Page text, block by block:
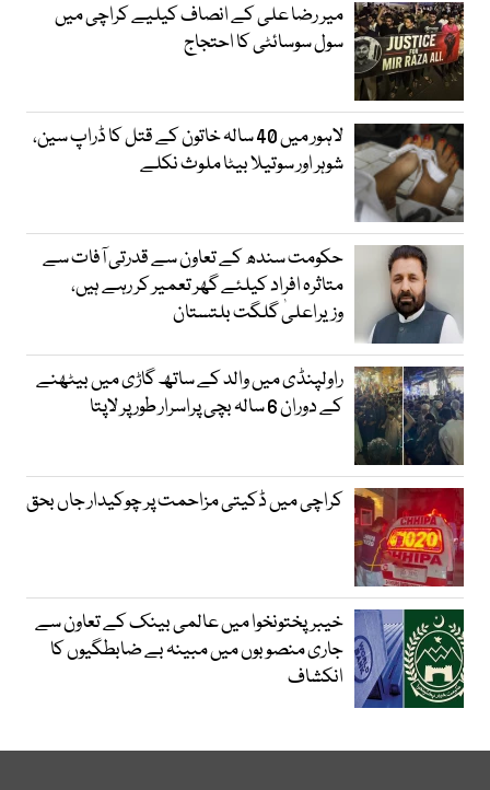
میر رضا علی کے انصاف کیلیے کراچی میں
سول سوسائٹی کا احتجاج
لاہور میں 40 سالہ خاتون کے قتل کا ڈراپ سین،
شوہر اور سوتیلا بیٹا ملوث نکلے
حکومت سندھ کے تعاون سے قدرتی آفات سے
متاثرہ افراد کیلئے گھر تعمیر کر رہے ہیں،
وزیراعلیٰ گلگت بلتستان
راولپنڈی میں والد کے ساتھ گاڑی میں بیٹھنے
کے دوران 6 سالہ بچی پراسرار طور پر لاپتا
کراچی میں ڈکیتی مزاحمت پر چوکیدار جاں بحق
خیبرپختونخوا میں عالمی بینک کے تعاون سے
جاری منصوبوں میں مبینہ بے ضابطگیوں کا
انکشاف